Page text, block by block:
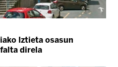
Iztieta osasun
direla